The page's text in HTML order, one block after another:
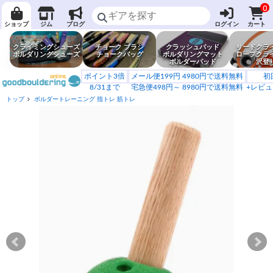
ショップ ジム ブログ ログイン
0
カート
クライミングシューズ
ボルダリングシューズ
チョーク ブラシ
チョークバッグ
クラッシュパッド
ボルダリングマット
ボルダーパッド
リードクラ
ロープクラ
沢登
ポイント3倍
8/31まで
メール便199円 4980円で送料無料
宅急便498円～ 8980円で送料無料
初
+レビ
トップ ボルダートレーニング 指トレ 筋トレ